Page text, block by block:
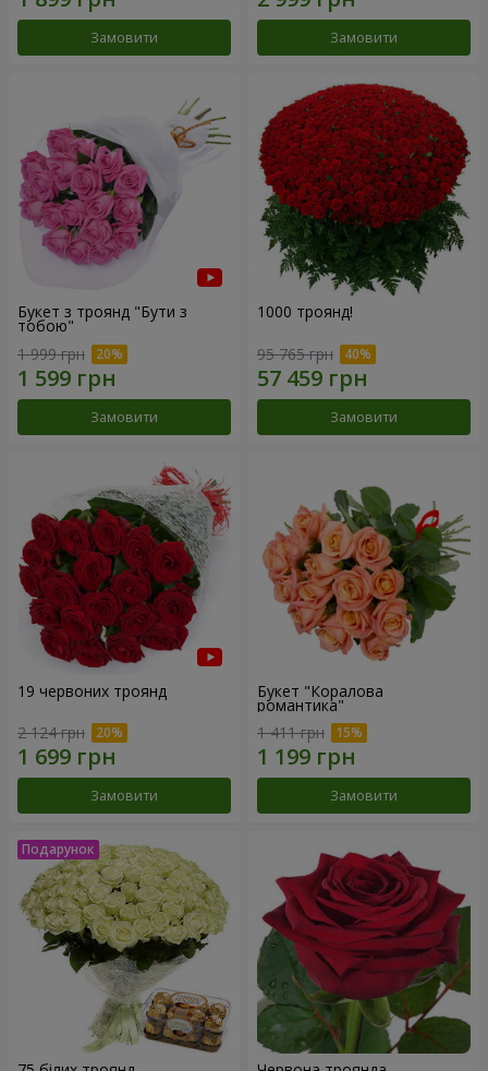
Замовити Замовити
Букет з троянд "Бути з
тобою"
1 999 грн
Замовити
1000 троянд!
95 765 грн
Замовити
19 червоних троянд
2 124 грн
Замовити
Букет "Коралова
романтика"
1 411 грн
Замовити